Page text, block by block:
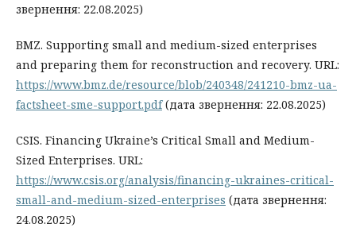
звернення: 22.08.2025)
BMZ. Supporting small and medium-sized enterprises
and preparing them for reconstruction and recovery. URL:
https://www.bmz.de/resource/blob/240348/241210-bmz-ua-
factsheet-sme-support.pdf(дата звернення: 22.08.2025)
CSIS. Financing Ukraine’s Critical Small and Medium-
Sized Enterprises. URL:
https://www.csis.org/analysis/financing-ukraines-critical-
small-and-medium-sized-enterprises (дата звернення:
24.08.2025)